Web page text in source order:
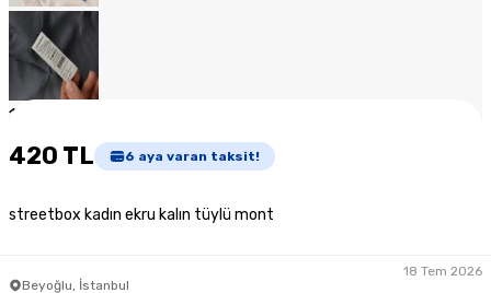
1
420 TL 6 aya varan taksit!
streetbox kadın ekru kalın tüylü mont
Beyoğlu, İstanbul
18 Tem 2026